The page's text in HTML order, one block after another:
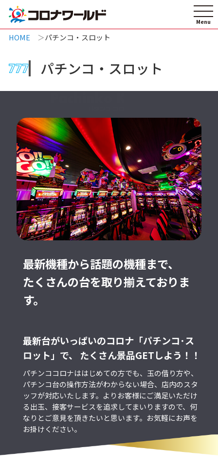
HOME パチンコ・スロット
パチンコ・スロット
最新機種から話題の機種まで、
たくさんの台を取り揃えておりま
す。
最新台がいっぱいのコロナ「パチンコ･ス
ロット」で、
たくさん景品GETしよう！！
パチンココロナははじめての方でも、玉の借り方や、
パチンコ台の操作方法がわからない場合、店内のスタ
ッフが対応いたします。よりお客様にご満足いただけ
る出玉、接客サービスを追求してまいりますので、何
なりとご意見を頂きたいと思います。お気軽にお声を
お掛けください。